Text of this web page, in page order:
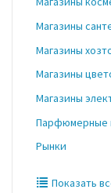
Магазины
Магазины
Магазины
Магазины
Парфюмерные
Рынки
Показать